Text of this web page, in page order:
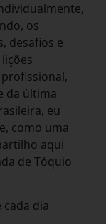
os
desafios e
da última
eu
como uma
aqui
de Tóquio
cada dia